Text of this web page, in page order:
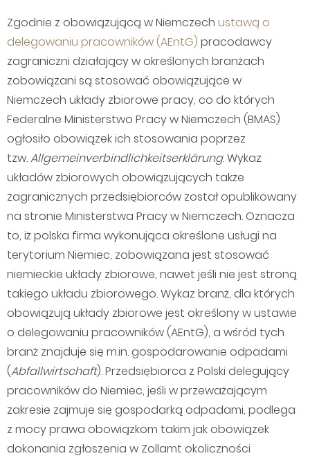
Zgodnie z obowiązującą w Niemczech ustawą o
delegowaniu pracowników (AEntG) pracodawcy
zagraniczni działający w określonych branżach
zobowiązani są stosować obowiązujące w
Niemczech układy zbiorowe pracy, co do których
Federalne Ministerstwo Pracy w Niemczech (BMAS)
ogłosiło obowiązek ich stosowania poprzez
tzw.Allgemeinverbindlichkeitserklärung. Wykaz
układów zbiorowych obowiązujących także
zagranicznych przedsiębiorców został opublikowany
na stronie Ministerstwa Pracy w Niemczech. Oznacza
to, iż polska firma wykonująca określone usługi na
terytorium Niemiec, zobowiązana jest stosować
niemieckie układy zbiorowe, nawet jeśli nie jest stroną
takiego układu zbiorowego. Wykaz branż, dla których
obowiązują układy zbiorowe jest określony w ustawie
o delegowaniu pracowników (AEntG), a wśród tych
branż znajduje się m.in. gospodarowanie odpadami
(Abfallwirtschaft). Przedsiębiorca z Polski delegujący
pracowników do Niemiec, jeśli w przeważającym
zakresie zajmuje się gospodarką odpadami, podlega
z mocy prawa obowiązkom takim jak obowiązek
dokonania zgłoszenia w Zollamt okoliczności